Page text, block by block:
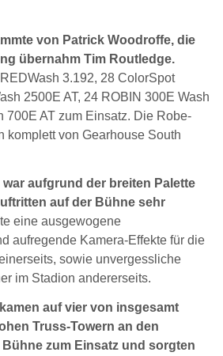
von Patrick Woodroffe, die
übernahm Tim Routledge.
3.192, 28 ColorSpot
2500E AT, 24 ROBIN 300E Wash
700E AT zum Einsatz. Die Robe-
komplett von Gearhouse South
aufgrund der breiten Palette
auf der Bühne sehr
eine ausgewogene
aufregende Kamera-Effekte für die
sowie unvergessliche
im Stadion andererseits.
auf vier von insgesamt
Truss-Towern an den
zum Einsatz und sorgten